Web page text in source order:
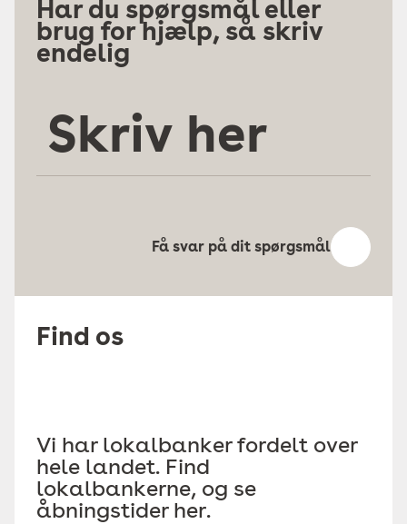
Har du spørgsmål eller
brug for hjælp, så skriv
endelig
her
Få svar på dit spørgsmål
Find os
Vi har lokalbanker fordelt over
hele landet. Find
lokalbankerne, og se
åbningstider her.